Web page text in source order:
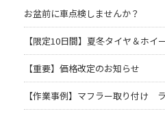
お盆前に車点検しませんか？
【限定10日間】夏冬タイヤ＆ホイ
【重要】価格改定のお知らせ
【作業事例】マフラー取り付け